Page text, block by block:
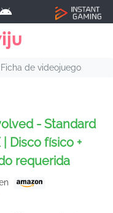
Ficha de videojuego
- Standard
Disco físico +
requerida